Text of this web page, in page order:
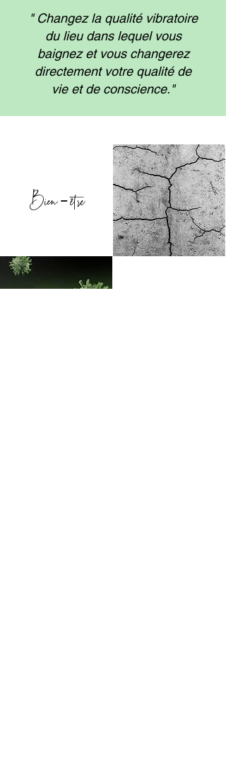
" Changez la qualité vibratoire
du lieu dans lequel vous
baignez et vous changerez
directement votre qualité de
vie et de conscience."
Bien-être